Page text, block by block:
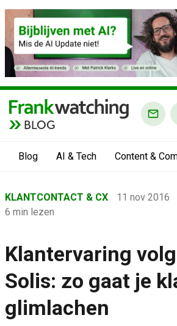
BLOG
Blog AI & Tech Content &
›
Klantcontact & CX
›
Klantervaring volgens Brian Solis: zo
KLANTCONTACT & CX
11 nov 2016
6 min lezen
Klantervaring
Solis: zo gaat je
glimlachen